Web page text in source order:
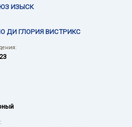
ИЗЫСК
ДИ ГЛОРИЯ ВИСТРИКС